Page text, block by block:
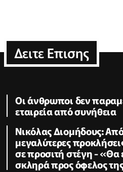
Δειτε Επισης
Οι άνθρωποι δεν
εταιρεία από συνήθεια
Νικόλας Διομήδους: Από
μεγαλύτερες
σε προσιτή στέγη -
σκληρά προς όφελος